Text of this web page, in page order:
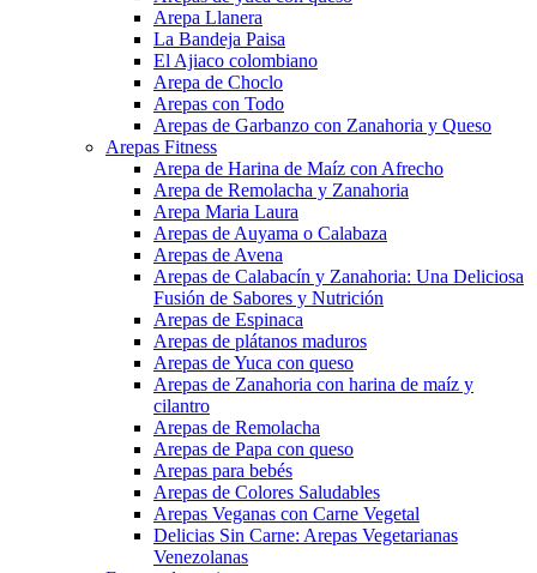
Arepa Llanera
La Bandeja Paisa
El Ajiaco colombiano
Arepa de Choclo
Arepas con Todo
Arepas de Garbanzo con Zanahoria y Queso
Arepas Fitness
Arepa de Harina de Maíz con Afrecho
Arepa de Remolacha y Zanahoria
Arepa Maria Laura
Arepas de Auyama o Calabaza
Arepas de Avena
Arepas de Calabacín y Zanahoria: Una Deliciosa
Fusión de Sabores y Nutrición
Arepas de Espinaca
Arepas de plátanos maduros
Arepas de Yuca con queso
Arepas de Zanahoria con harina de maíz y
cilantro
Arepas de Remolacha
Arepas de Papa con queso
Arepas para bebés
Arepas de Colores Saludables
Arepas Veganas con Carne Vegetal
Delicias Sin Carne: Arepas Vegetarianas
Venezolanas